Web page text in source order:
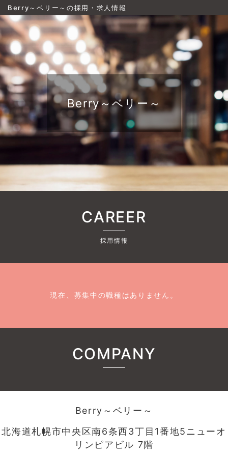
Berry～ベリー～の採用・求人情報
Berry～ベリー～
CAREER
採用情報
現在、募集中の職種はありません。
COMPANY
Berry～ベリー～
北海道札幌市中央区南6条西3丁目1番地5ニューオ
リンピアビル 7階